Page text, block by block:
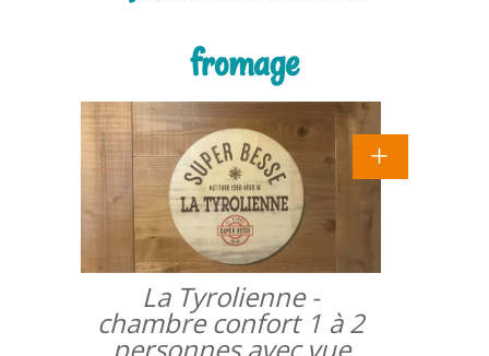
fromage
La Tyrolienne -
chambre confort 1 à 2